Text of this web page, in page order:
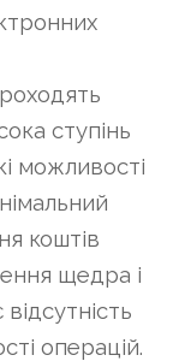
ступінь
можливості
коштів
щедра і
операцій.